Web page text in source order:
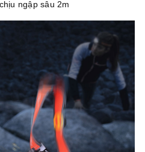
ngập sâu 2m